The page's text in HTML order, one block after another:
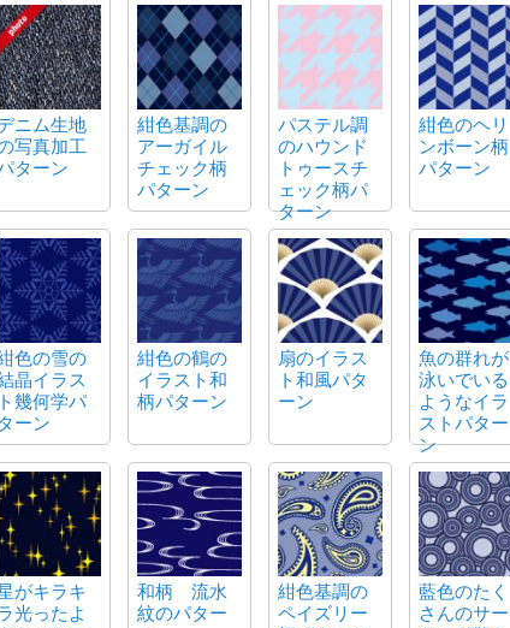
ニム生地
写真加工
ターン
紺色基調の
アーガイル
チェック柄
パターン
パステル調
のハウンド
トゥースチ
ェック柄パ
ターン
紺色のヘリ
ンボーン柄
パターン
色の雪の
晶イラス
ト幾何学パ
ターン
紺色の鶴の
イラスト和
柄パターン
扇のイラス
ト和風パタ
ーン
魚の群れが
泳いでいる
ようなイラ
ストパター
ン
がキラキ
光ったよ
和柄 流水
紋のパター
紺色基調の
ペイズリー
藍色のたく
さんのサー